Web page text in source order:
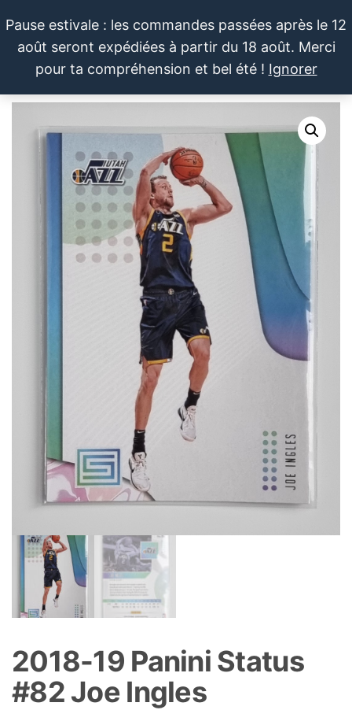
au
contenu
Pause estivale : les commandes passées après le 12
août seront expédiées à partir du 18 août. Merci
pour ta compréhension et bel été ! Ignorer
LE SPORTIF
DU
DIMANCHE®
Cartes
et
produits
autour
sport et
de la
pop
culture
2018-19 Panini Status
#82 Joe Ingles